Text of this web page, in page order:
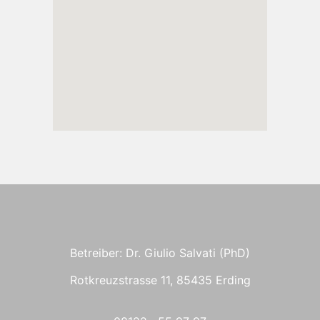
Betreiber: Dr. Giulio Salvati (PhD)
Rotkreuzstrasse 11, 85435 Erding